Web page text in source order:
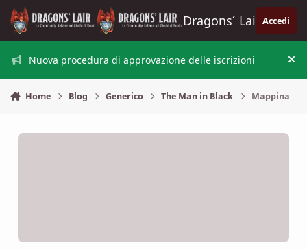
Vai al contenuto
Dragons´ Lair Accedi
Nuova procedura di approvazione delle iscrizioni
Home Blog Generico The Man in Black Mappina